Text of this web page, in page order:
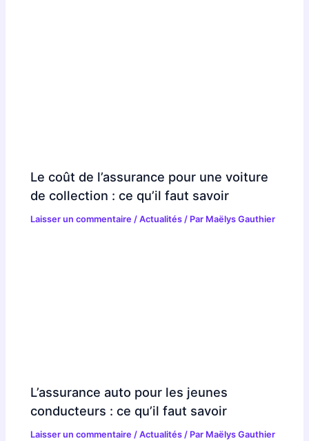
Le coût de l’assurance pour une voiture
de collection : ce qu’il faut savoir
Laisser un commentaire /Actualités / Par Maëlys Gauthier
L’assurance auto pour les jeunes
conducteurs : ce qu’il faut savoir
Laisser un commentaire /Actualités / Par Maëlys Gauthier